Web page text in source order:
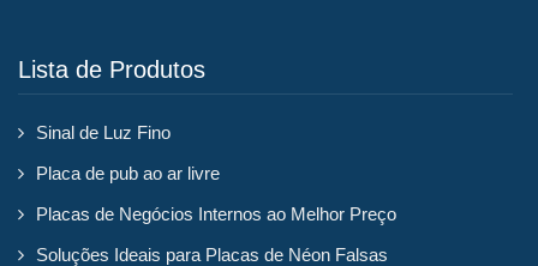
Lista de Produtos
Sinal de Luz Fino
Placa de pub ao ar livre
Placas de Negócios Internos ao Melhor Preço
Soluções Ideais para Placas de Néon Falsas